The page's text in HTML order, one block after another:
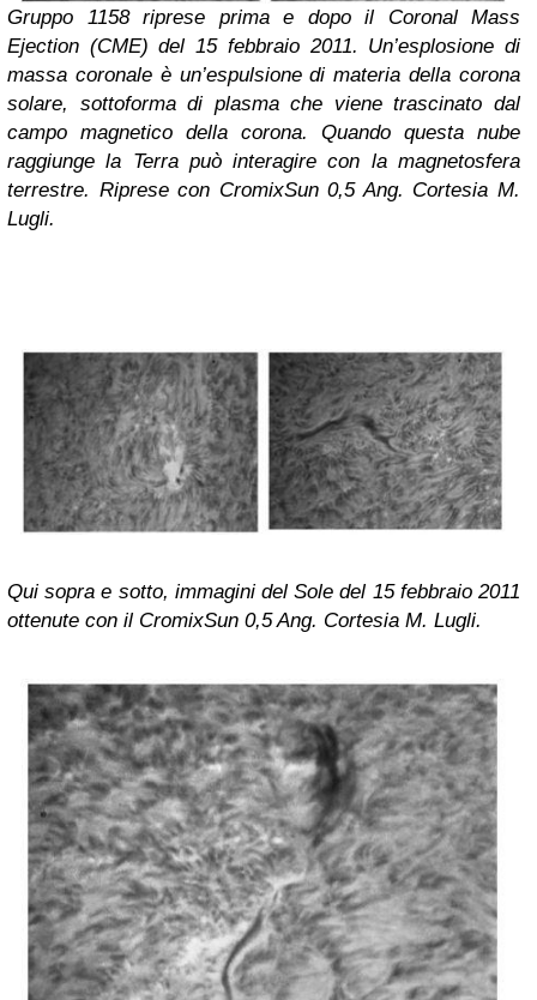
Gruppo 1158 riprese prima e dopo il Coronal Mass
Ejection (CME) del 15 febbraio 2011. Un’esplosione di
massa coronale è un’espulsione di materia della corona
solare, sottoforma di plasma che viene trascinato dal
campo magnetico della corona. Quando questa nube
raggiunge la Terra può interagire con la magnetosfera
terrestre. Riprese con CromixSun 0,5 Ang. Cortesia M.
Lugli.
Qui sopra e sotto, immagini del Sole del 15 febbraio 2011
ottenute con il CromixSun 0,5 Ang. Cortesia M. Lugli.